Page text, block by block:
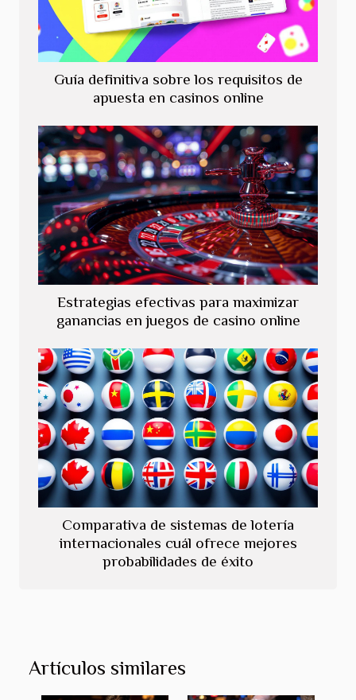
Guía definitiva sobre los requisitos de
apuesta en casinos online
Estrategias efectivas para maximizar
ganancias en juegos de casino online
Comparativa de sistemas de lotería
internacionales cuál ofrece mejores
probabilidades de éxito
Artículos similares